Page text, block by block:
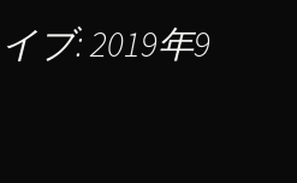
ブ: 2019年9